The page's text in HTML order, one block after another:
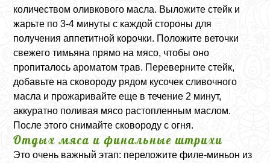
количеством оливкового масла. Выложите стейк и
жарьте по 3-4 минуты с каждой стороны для
получения аппетитной корочки. Положите веточки
свежего тимьяна прямо на мясо, чтобы оно
пропиталось ароматом трав. Переверните стейк,
добавьте на сковороду рядом кусочек сливочного
масла и прожаривайте еще в течение 2 минут,
аккуратно поливая мясо растопленным маслом.
После этого снимайте сковороду с огня.
Отдых мяса и финальные штрихи
Это очень важный этап: переложите филе-миньон из